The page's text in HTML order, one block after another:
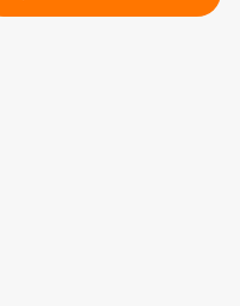
des Jeunesses